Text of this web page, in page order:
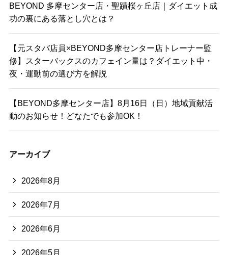
BEYOND 多摩センター店・聖蹟桜ヶ丘店｜ダイエット成
功の裏にある落とし穴とは？
【元スタバ店員×BEYOND多摩センター店トレーナー監
修】スターバックスのカフェイン量は？ダイエット中・
夜・運動前の選び方を解説
【BEYOND多摩センター店】8月16日（日）地域貢献活
動のお知らせ！どなたでも参加OK！
アーカイブ
2026年8月
2026年7月
2026年6月
2026年5月